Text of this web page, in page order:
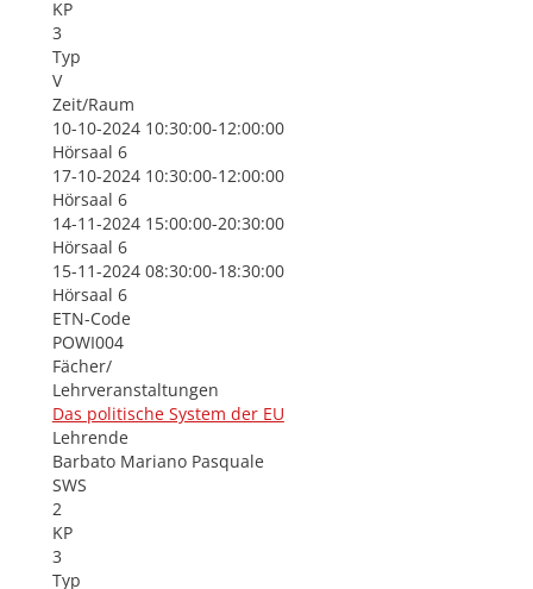
KP
3
Typ
V
Zeit/Raum
10-10-2024 10:30:00-12:00:00
Hörsaal 6
17-10-2024 10:30:00-12:00:00
Hörsaal 6
14-11-2024 15:00:00-20:30:00
Hörsaal 6
15-11-2024 08:30:00-18:30:00
Hörsaal 6
ETN-Code
POWI004
Fächer/
Lehrveranstaltungen
Das politische System der EU
Lehrende
Barbato Mariano Pasquale
SWS
2
KP
3
Typ